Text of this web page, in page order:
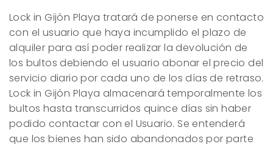
Lock in Gijón Playa tratará de ponerse en contacto
con el usuario que haya incumplido el plazo de
alquiler para así poder realizar la devolución de
los bultos debiendo el usuario abonar el precio del
servicio diario por cada uno de los días de retraso.
Lock in Gijón Playa almacenará temporalmente los
bultos hasta transcurridos quince días sin haber
podido contactar con el Usuario. Se entenderá
que los bienes han sido abandonados por parte